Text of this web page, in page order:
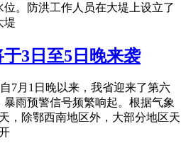
位。防洪工作人员在大堤上设立了
堤
3日至5日晚来袭
7月1日晚以来，我省迎来了第六
雨预警信号频繁响起。根据气象
，除鄂西南地区外，大部分地区天